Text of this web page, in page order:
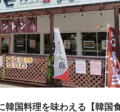
韓国料理を味わえる【韓国